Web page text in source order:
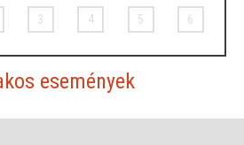
3 4 5 6
események